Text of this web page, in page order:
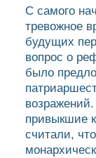
С самого
тревожное
будущих
вопрос о
было
привыкшие
считали,